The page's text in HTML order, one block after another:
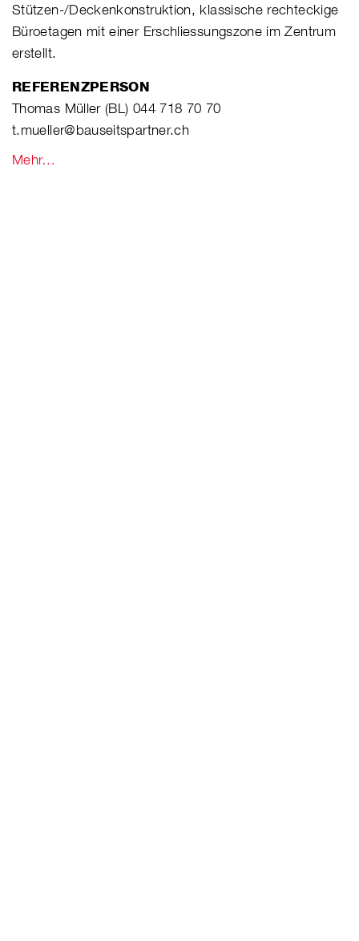
Stützen-/Deckenkonstruktion, klassische rechteckige
Büroetagen mit einer Erschliessungszone im Zentrum
erstellt.
REFERENZPERSON
Thomas Müller (BL) 044 718 70 70
t.mueller@bauseitspartner.ch
Mehr…